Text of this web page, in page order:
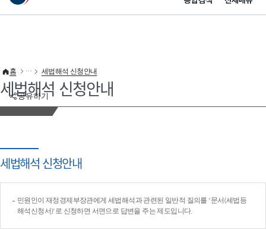
이 누리집은 대한민국 공식 전자정부 누리집입니다.
공유하기
홈 세법해석 신청안내
세법해석 신청안내
세법해석 신청안내
민원인이 재정경제부장관에게 세법해석과 관련된 일반적 질의를 '문서(세법등
해석신청서)'로 신청하면 서면으로 답변을 주는 제도입니다.